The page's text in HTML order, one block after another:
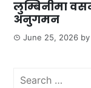
लुम्बिनीमा
अनुगमन
June 25, 2026 by
Search